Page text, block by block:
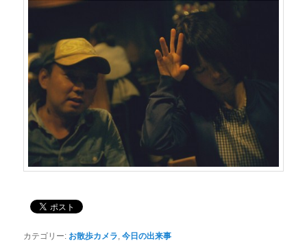
カテゴリー: お散歩カメラ,今日の出来事